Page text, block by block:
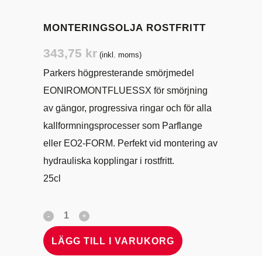
MONTERINGSOLJA ROSTFRITT
343,75 kr (inkl. moms)
Parkers högpresterande smörjmedel
EONIROMONTFLUESSX för smörjning
av gängor, progressiva ringar och för alla
kallformningsprocesser som Parflange
eller EO2-FORM. Perfekt vid montering av
hydrauliska kopplingar i rostfritt.
25cl
LÄGG TILL I VARUKORG